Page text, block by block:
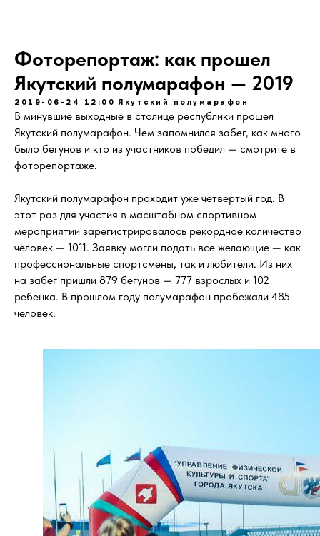
Фоторепортаж: как прошел
Якутский полумарафон — 2019
2019-06-24 12:00 Якутский полумарафон
В минувшие выходные в столице республики прошел
Якутский полумарафон. Чем запомнился забег, как много
было бегунов и кто из участников победил — смотрите в
фоторепортаже.
Якутский полумарафон проходит уже четвертый год. В
этот раз для участия в масштабном спортивном
мероприятии зарегистрировалось рекордное количество
человек — 1011. Заявку могли подать все желающие — как
профессиональные спортсмены, так и любители. Из них
на забег пришли 879 бегунов — 777 взрослых и 102
ребенка. В прошлом году полумарафон пробежали 485
человек.